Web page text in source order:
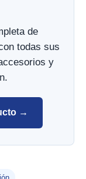
de
todas sus
y
→